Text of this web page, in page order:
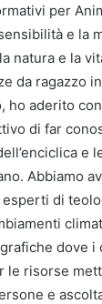
per
e la
natura e la
da ragazzo
ho aderito
di far
e
Abbiamo
di
dove i
le risorse
e